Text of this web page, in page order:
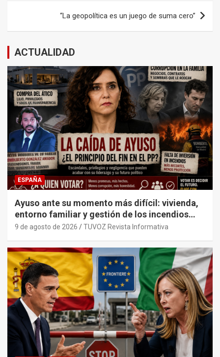
“La geopolítica es un juego de suma cero”
ACTUALIDAD
ESPAÑA
Ayuso ante su momento más difícil: vivienda,
entorno familiar y gestión de los incendios
ponen a prueba su liderazgo en el PP
9 de agosto de 2026 TUVOZ Revista Informativa